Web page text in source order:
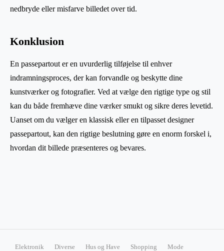
nedbryde eller misfarve billedet over tid.
Konklusion
En passepartout er en uvurderlig tilføjelse til enhver
indramningsproces, der kan forvandle og beskytte dine
kunstværker og fotografier. Ved at vælge den rigtige type og stil
kan du både fremhæve dine værker smukt og sikre deres levetid.
Uanset om du vælger en klassisk eller en tilpasset designer
passepartout, kan den rigtige beslutning gøre en enorm forskel i,
hvordan dit billede præsenteres og bevares.
Elektronik Diverse Hus og Have Shopping Mode